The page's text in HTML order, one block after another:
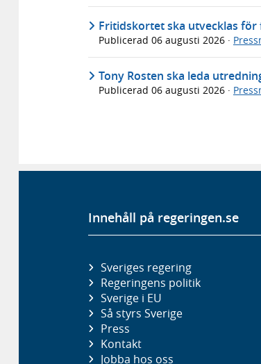
Fritidskortet ska utvecklas
Publicerad 06 augusti 2026 ·
Tony Rosten ska leda
Publicerad 06 augusti 2026 ·
Innehåll på regeringen.se
Sveriges regering
Regeringens politik
Sverige i EU
Så styrs Sverige
Press
Kontakt
Jobba hos oss